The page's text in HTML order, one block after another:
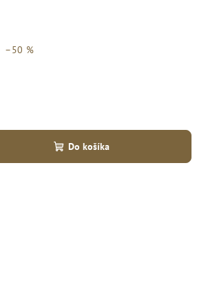
–50 %
Do košíka